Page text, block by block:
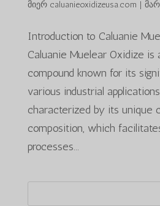
მიერ caluanieoxidizeusa.com |
Introduction to Caluanie
Caluanie Muelear Oxidize is
compound known for its
various industrial
characterized by its unique
composition, which
processes...